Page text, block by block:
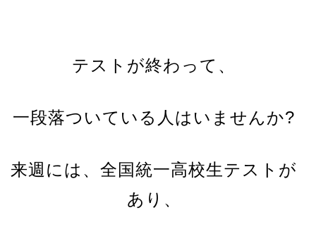
テストが終わって、
一段落ついている人はいませんか?
来週には、全国統一高校生テストが
あり、